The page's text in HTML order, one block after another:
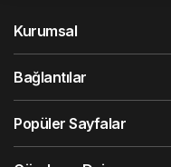
Kurumsal
Bağlantılar
Popüler Sayfalar